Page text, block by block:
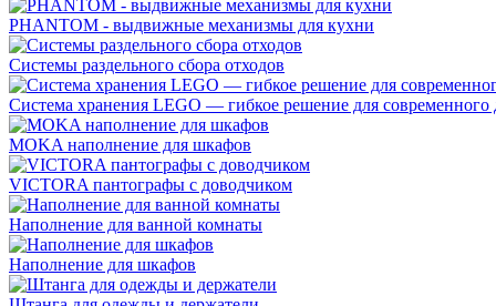
PHANTOM - выдвижные механизмы для кухни
Системы раздельного сбора отходов
Система хранения LEGO — гибкое решение для современного
MOKA наполнение для шкафов
VICTORA пантографы с доводчиком
Наполнение для ванной комнаты
Наполнение для шкафов